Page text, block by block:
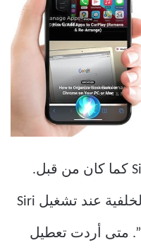
عند تمكين الميزة ، سيظهر Siri كما كان من قبل.
سيتم تعتيم تطبيقات ونوافذ الخلفية عند تشغيل Siri
بالزر الجانبي أو أمر “Hey Siri”. متى أردت تعطيل